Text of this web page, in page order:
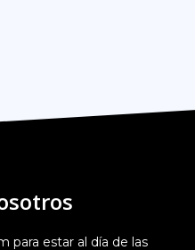
para estar al día de las